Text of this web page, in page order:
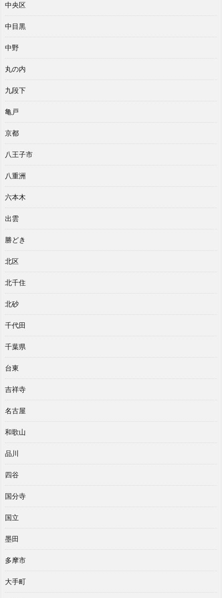
中央区
中目黒
中野
丸の内
九段下
亀戸
京都
八王子市
八重洲
六本木
出雲
勝どき
北区
北千住
北砂
千代田
千葉県
台東
吉祥寺
名古屋
和歌山
品川
四谷
国分寺
国立
墨田
多摩市
大手町